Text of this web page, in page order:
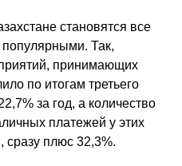
становятся все
Так,
принимающих
по итогам третьего
за год, а количество
платежей у этих
сразу плюс 32,3%.